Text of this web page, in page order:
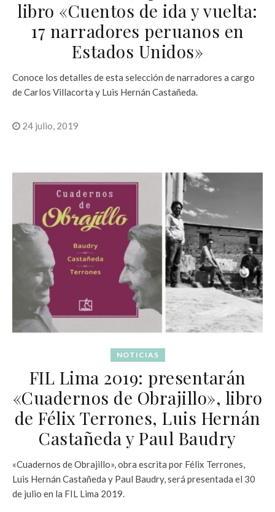
libro «Cuentos de ida y vuelta:
17 narradores peruanos en
Estados Unidos»
Conoce los detalles de esta selección de narradores a cargo
de Carlos Villacorta y Luis Hernán Castañeda.
24 julio, 2019
NOTICIAS
FIL Lima 2019: presentarán
«Cuadernos de Obrajillo», libro
de Félix Terrones, Luis Hernán
Castañeda y Paul Baudry
«Cuadernos de Obrajillo», obra escrita por Félix Terrones,
Luis Hernán Castañeda y Paul Baudry, será presentada el 30
de julio en la FIL Lima 2019.